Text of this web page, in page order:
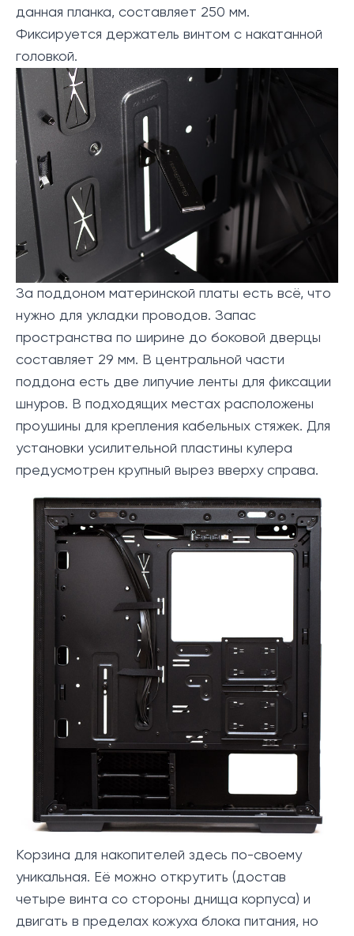
данная планка, составляет 250 мм.
Фиксируется держатель винтом с накатанной
головкой.
За поддоном материнской платы есть всё, что
нужно для укладки проводов. Запас
пространства по ширине до боковой дверцы
составляет 29 мм. В центральной части
поддона есть две липучие ленты для фиксации
шнуров. В подходящих местах расположены
проушины для крепления кабельных стяжек. Для
установки усилительной пластины кулера
предусмотрен крупный вырез вверху справа.
Корзина для накопителей здесь по-своему
уникальная. Её можно открутить (достав
четыре винта со стороны днища корпуса) и
двигать в пределах кожуха блока питания, но